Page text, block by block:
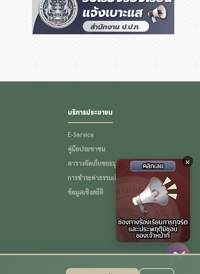
บริการประชาชน
E-Service
คู่มือประชาชน
ตารางจัดเก็บขยะมูลฝอย
การชำระค่าธรรมเนียมขยะ
ข้อมูลเชิงสถิติ
×